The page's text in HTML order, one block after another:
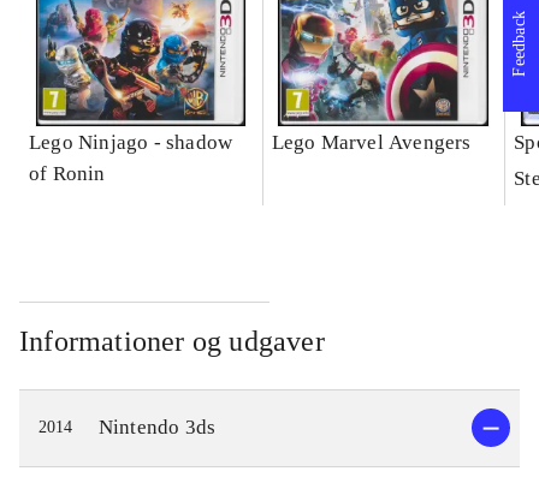
Lego Ninjago - shadow
of Ronin
Lego Marvel Avengers
Informationer og udgaver
2014 Nintendo 3ds
Feedback